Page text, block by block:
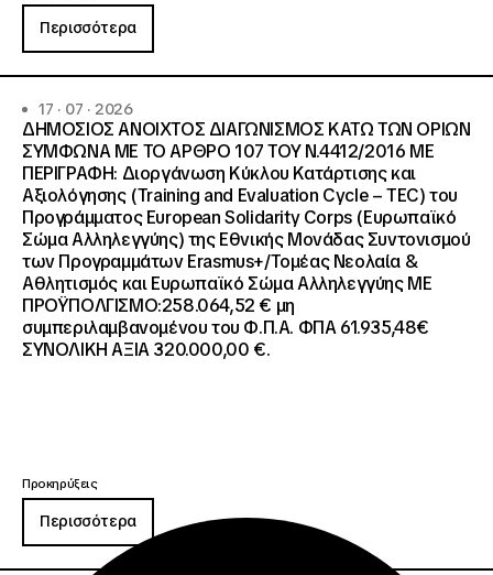
Περισσότερα
17 · 07 · 2026
ΔΗΜΟΣΙΟΣ ΑΝΟΙΧΤΟΣ ΔΙΑΓΩΝΙΣΜΟΣ ΚΑΤΩ ΤΩΝ ΟΡΙΩΝ
ΣΥΜΦΩΝΑ ΜΕ ΤΟ ΑΡΘΡΟ 107 ΤΟΥ Ν.4412/2016 ΜΕ
ΠΕΡΙΓΡΑΦΗ: Διοργάνωση Κύκλου Κατάρτισης και
Αξιολόγησης (Training and Evaluation Cycle – TEC) του
Προγράμματος European Solidarity Corps (Ευρωπαϊκό
Σώμα Αλληλεγγύης) της Εθνικής Μονάδας Συντονισμού
των Προγραμμάτων Erasmus+/Τομέας Νεολαία &
Αθλητισμός και Ευρωπαϊκό Σώμα Αλληλεγγύης ΜΕ
ΠΡΟΫΠΟΛΓΙΣΜΟ:258.064,52 € μη
συμπεριλαμβανομένου του Φ.Π.Α. ΦΠΑ 61.935,48€
ΣΥΝΟΛΙΚΗ ΑΞΙΑ 320.000,00 €.
Προκηρύξεις
Περισσότερα